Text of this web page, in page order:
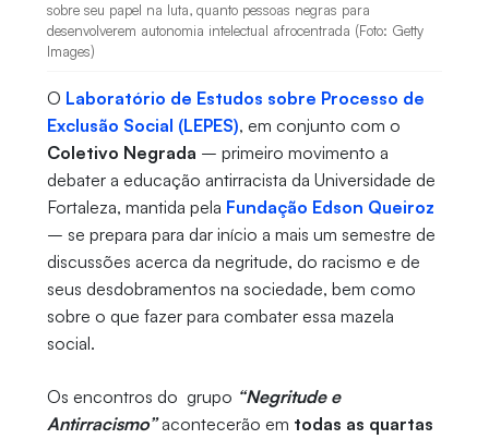
sobre seu papel na luta, quanto pessoas negras para
desenvolverem autonomia intelectual afrocentrada (Foto: Getty
Images)
O Laboratório de Estudos sobre Processo de
Exclusão Social (LEPES), em conjunto com o
Coletivo Negrada – primeiro movimento a
debater a educação antirracista da Universidade de
Fortaleza, mantida pela Fundação Edson Queiroz
– se prepara para dar início a mais um semestre de
discussões acerca da negritude, do racismo e de
seus desdobramentos na sociedade, bem como
sobre o que fazer para combater essa mazela
social.
Os encontros do grupo “Negritude e
Antirracismo”acontecerão em todas as quartas